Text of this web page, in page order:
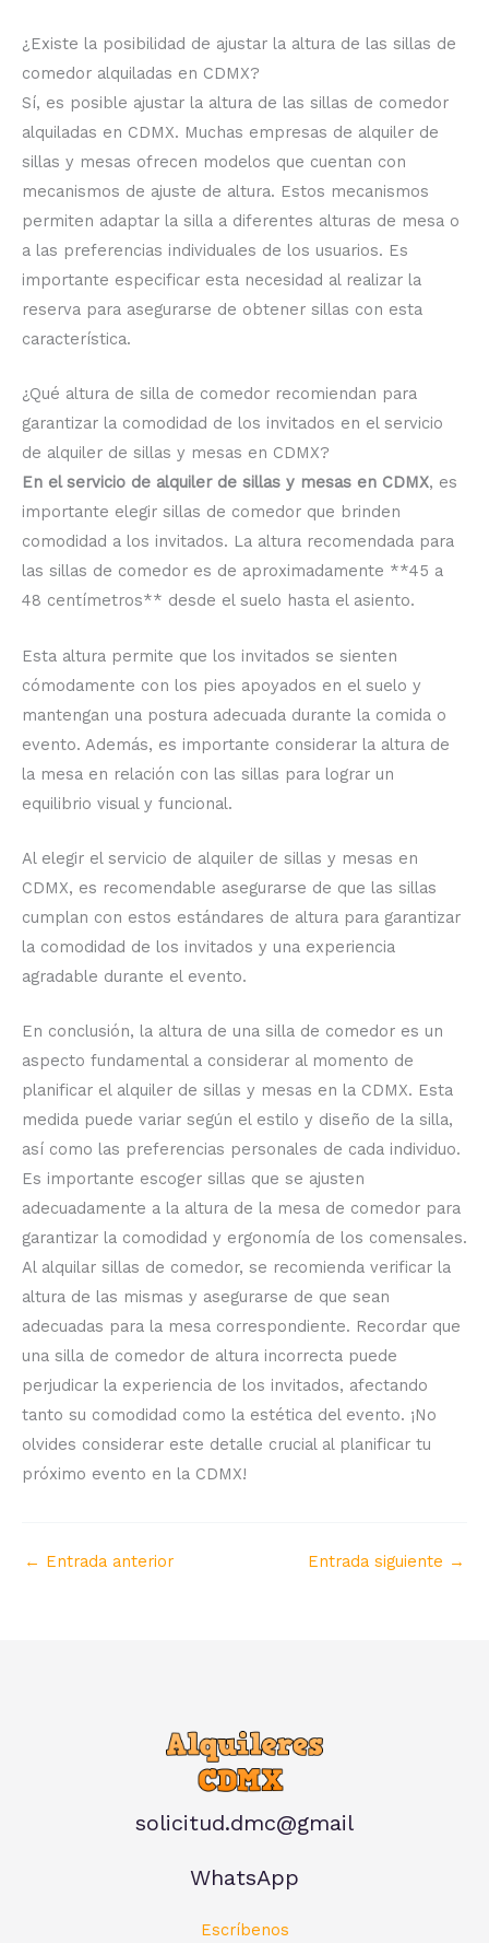
¿Existe la posibilidad de ajustar la altura de las sillas de
comedor alquiladas en CDMX?
Sí, es posible ajustar la altura de las sillas de comedor
alquiladas en CDMX. Muchas empresas de alquiler de
sillas y mesas ofrecen modelos que cuentan con
mecanismos de ajuste de altura. Estos mecanismos
permiten adaptar la silla a diferentes alturas de mesa o
a las preferencias individuales de los usuarios. Es
importante especificar esta necesidad al realizar la
reserva para asegurarse de obtener sillas con esta
característica.
¿Qué altura de silla de comedor recomiendan para
garantizar la comodidad de los invitados en el servicio
de alquiler de sillas y mesas en CDMX?
En el servicio de alquiler de sillas y mesas en CDMX, es
importante elegir sillas de comedor que brinden
comodidad a los invitados. La altura recomendada para
las sillas de comedor es de aproximadamente **45 a
48 centímetros** desde el suelo hasta el asiento.
Esta altura permite que los invitados se sienten
cómodamente con los pies apoyados en el suelo y
mantengan una postura adecuada durante la comida o
evento. Además, es importante considerar la altura de
la mesa en relación con las sillas para lograr un
equilibrio visual y funcional.
Al elegir el servicio de alquiler de sillas y mesas en
CDMX, es recomendable asegurarse de que las sillas
cumplan con estos estándares de altura para garantizar
la comodidad de los invitados y una experiencia
agradable durante el evento.
En conclusión, la altura de una silla de comedor es un
aspecto fundamental a considerar al momento de
planificar el alquiler de sillas y mesas en la CDMX. Esta
medida puede variar según el estilo y diseño de la silla,
así como las preferencias personales de cada individuo.
Es importante escoger sillas que se ajusten
adecuadamente a la altura de la mesa de comedor para
garantizar la comodidad y ergonomía de los comensales.
Al alquilar sillas de comedor, se recomienda verificar la
altura de las mismas y asegurarse de que sean
adecuadas para la mesa correspondiente. Recordar que
una silla de comedor de altura incorrecta puede
perjudicar la experiencia de los invitados, afectando
tanto su comodidad como la estética del evento. ¡No
olvides considerar este detalle crucial al planificar tu
próximo evento en la CDMX!
← Entrada anterior Entrada siguiente →
solicitud.dmc@gmail
WhatsApp
Escríbenos